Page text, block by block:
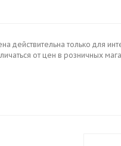
действительна только для
от цен в розничных